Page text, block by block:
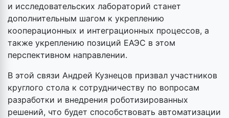
и исследовательских лабораторий станет
дополнительным шагом к укреплению
кооперационных и интеграционных процессов, а
также укреплению позиций ЕАЭС в этом
перспективном направлении.
В этой связи Андрей Кузнецов призвал участников
круглого стола к сотрудничеству по вопросам
разработки и внедрения роботизированных
решений, что будет способствовать автоматизации